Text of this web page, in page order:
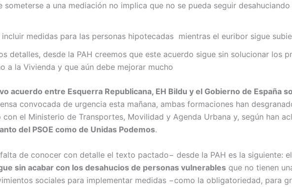
a una mediación no implica que no se pueda seguir
medidas para las personas hipotecadas mientras el euribor sigue
detalles, desde la PAH creemos que este acuerdo sigue sin solucionar los
a la Vivienda y que aún debe mejorar mucho
acuerdo entre Esquerra Republicana, EH Bildu y el Gobierno de España
convocada de urgencia esta mañana, ambas formaciones han
el Ministerio de Transportes, Movilidad y Agenda Urbana y, según han
del PSOE como de Unidas Podemos.
de conocer con detalle el texto pactado− desde la PAH es la siguiente:
sin acabar con los desahucios de personas vulnerables que no tienen
sociales para implementar medidas −como la obligatoriedad, para